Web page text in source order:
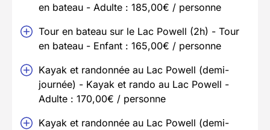
en bateau - Adulte : 185,00€ / personne
Tour en bateau sur le Lac Powell (2h) - Tour
en bateau - Enfant : 165,00€ / personne
Kayak et randonnée au Lac Powell (demi-
journée) - Kayak et rando au Lac Powell -
Adulte : 170,00€ / personne
Kayak et randonnée au Lac Powell (demi-